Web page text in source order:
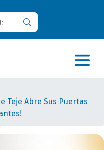
Teje Abre Sus Puertas